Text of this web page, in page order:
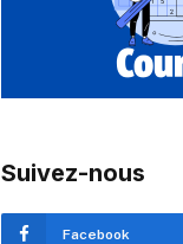
Suivez-nous
Facebook